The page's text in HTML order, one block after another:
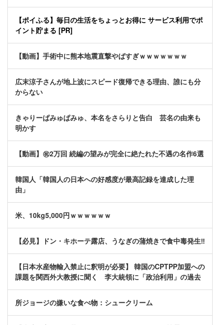
【ポイふる】毎日の生活をちょっとお得に サービス利用でポ
イント貯まる [PR]
【動画】手術中に熊本地震直撃やばすぎｗｗｗｗｗｗｗ
広末涼子さんが地上波にスピード復帰できる理由、誰にも分
からない
きゃりーぱみゅぱみゅ、本名をさらりと告白 芸名の由来も
明かす
【動画】㊗️2万回 続編の望みが完全に絶たれた不遇の名作6選
韓国人「韓国人の日本への好感度が最高記録を達成した理
由」
米、10kg5,000円ｗｗｗｗｗｗ
【必見】ドン・キホーテ露店、うなぎの蒲焼きで食中毒発生‼
【日本水産物輸入禁止に釈明が必要】 韓国のCPTPP加盟への
課題を関西外大教授に聞く 李大統領に「政治利用」の過去
所ジョージの嫌いな食べ物：シュークリーム